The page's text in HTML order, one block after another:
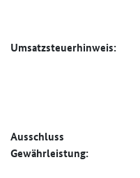
Umsatzsteuer­hinweis:
Ausschluss
Gewährleistung: